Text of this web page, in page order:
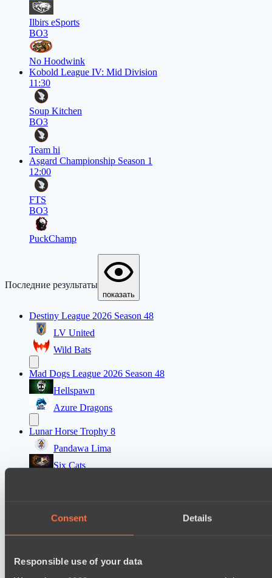
Consent Details
Responsible use of your data
Ilbirs eSports
BO3
No Hoodwink
Kobold League IV: Mid Division
11:30
Soup Kitchen
BO3
Team hi
Asgard Championship Season 1
12:00
FTS
BO3
PuckChamp
Последние результаты
показать
Destiny League 2026 Season 48
LV United
Wild Bats
Mad Dogs League 2026 Season 48
Hellspawn
Azure Dragons
Lunar Horse Trophy 8
Pandawa Lima
Six Cats
Team Zaza
The Last Titan